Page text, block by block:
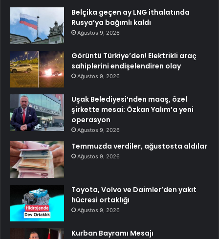
Belçika geçen ay LNG ithalatında
Rusya’ya bağımlı kaldı
Ağustos 9, 2026
Görüntü Türkiye’den! Elektrikli araç
sahiplerini endişelendiren olay
Ağustos 9, 2026
Uşak Belediyesi’nden maaş, özel
şirkette mesai: Özkan Yalım’a yeni
operasyon
Ağustos 9, 2026
Temmuzda verdiler, ağustosta aldılar
Ağustos 9, 2026
Toyota, Volvo ve Daimler’den yakıt
hücresi ortaklığı
Ağustos 9, 2026
Kurban Bayramı Mesajı